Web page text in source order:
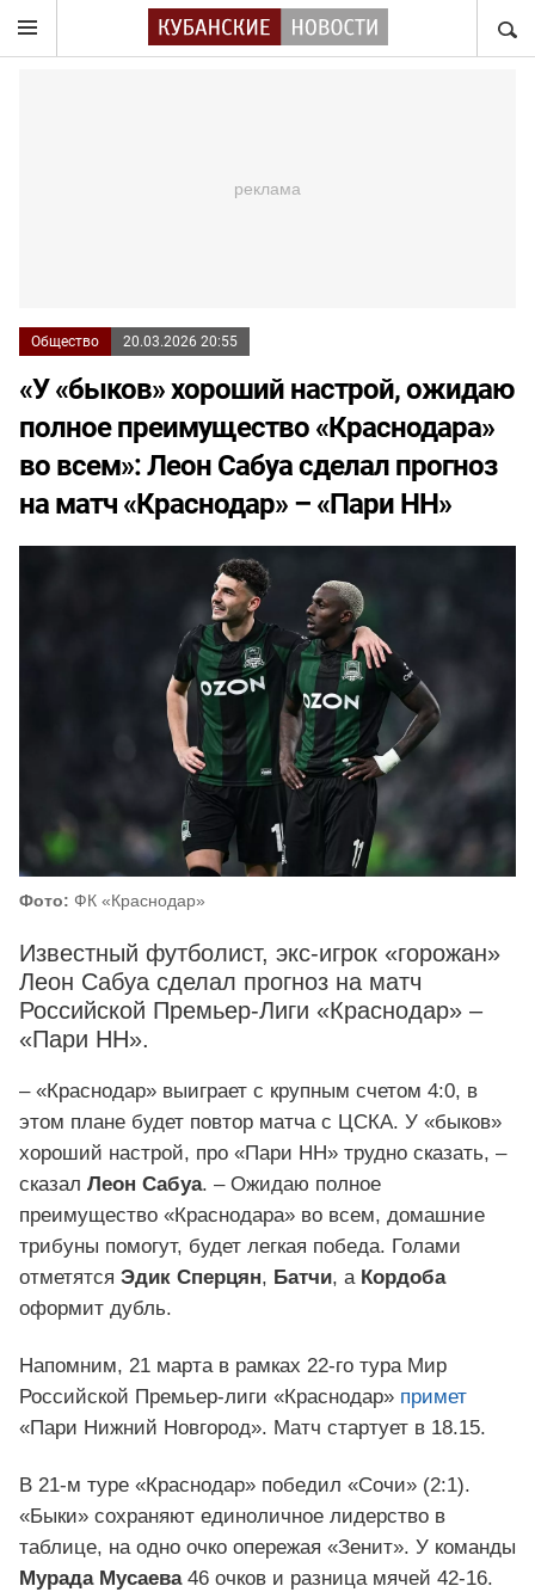
Общество 20.03.2026 20:55
«У «быков» хороший настрой, ожидаю
полное преимущество «Краснодара»
во всем»: Леон Сабуа сделал прогноз
на матч «Краснодар» – «Пари НН»
Фото: ФК «Краснодар»
Известный футболист, экс-игрок «горожан»
Леон Сабуа сделал прогноз на матч
Российской Премьер-Лиги «Краснодар» –
«Пари НН».
– «Краснодар» выиграет с крупным счетом 4:0, в
этом плане будет повтор матча с ЦСКА. У «быков»
хороший настрой, про «Пари НН» трудно сказать, –
сказал Леон Сабуа. – Ожидаю полное
преимущество «Краснодара» во всем, домашние
трибуны помогут, будет легкая победа. Голами
отметятся Эдик Сперцян, Батчи, а Кордоба
оформит дубль.
Напомним, 21 марта в рамках 22-го тура Мир
Российской Премьер-лиги «Краснодар» примет
«Пари Нижний Новгород». Матч стартует в 18.15.
В 21-м туре «Краснодар» победил «Сочи» (2:1).
«Быки» сохраняют единоличное лидерство в
таблице, на одно очко опережая «Зенит». У команды
Мурада Мусаева46 очков и разница мячей 42-16.